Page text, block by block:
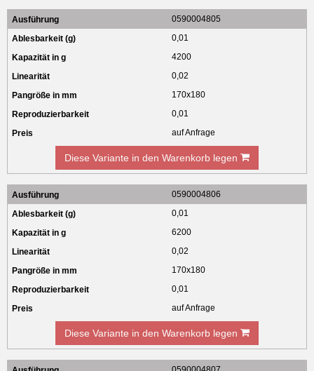
0590004805
0,01
4200
0,02
170x180
0,01
auf Anfrage
Diese Variante in den Warenkorb legen
0590004806
0,01
6200
0,02
170x180
0,01
auf Anfrage
Diese Variante in den Warenkorb legen